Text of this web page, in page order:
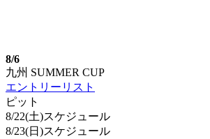
お知
8/6
九州 SUMMER CUP
エントリーリスト
ピット
8/22(土)スケジュール
8/23(日)スケジュール